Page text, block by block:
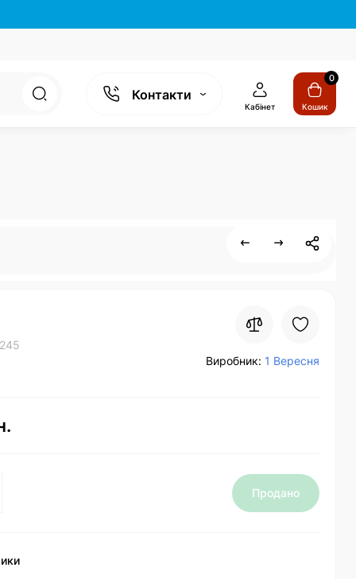
Контакти
Кабінет
0
Кошик
Виробник: 1 Вересня
Продано